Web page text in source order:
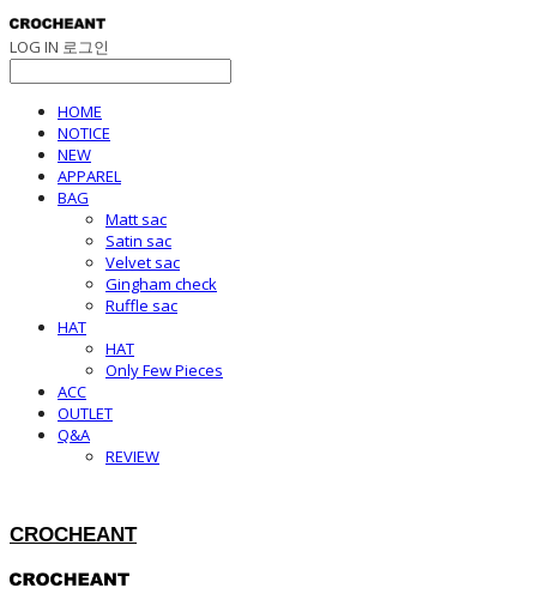
LOG IN 로그인
HOME
NOTICE
NEW
APPAREL
BAG
Matt sac
Satin sac
Velvet sac
Gingham check
Ruffle sac
HAT
HAT
Only Few Pieces
ACC
OUTLET
Q&A
REVIEW
CROCHEANT